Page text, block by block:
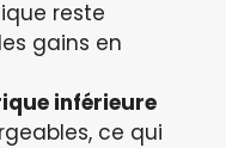
reste
gains en
inférieure
ce qui